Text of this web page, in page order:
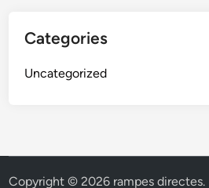
Categories
Uncategorized
Copyright © 2026 rampes directes.